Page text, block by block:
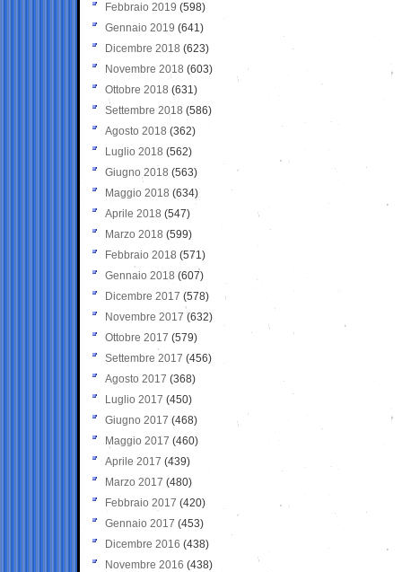
Febbraio 2019 (598)
Gennaio 2019 (641)
Dicembre 2018 (623)
Novembre 2018 (603)
Ottobre 2018 (631)
Settembre 2018 (586)
Agosto 2018 (362)
Luglio 2018 (562)
Giugno 2018 (563)
Maggio 2018 (634)
Aprile 2018 (547)
Marzo 2018 (599)
Febbraio 2018 (571)
Gennaio 2018 (607)
Dicembre 2017 (578)
Novembre 2017 (632)
Ottobre 2017 (579)
Settembre 2017 (456)
Agosto 2017 (368)
Luglio 2017 (450)
Giugno 2017 (468)
Maggio 2017 (460)
Aprile 2017 (439)
Marzo 2017 (480)
Febbraio 2017 (420)
Gennaio 2017 (453)
Dicembre 2016 (438)
Novembre 2016 (438)